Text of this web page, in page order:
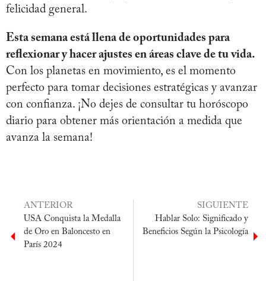
felicidad general.
Esta semana está llena de oportunidades para
reflexionar y hacer ajustes en áreas clave de tu vida.
Con los planetas en movimiento, es el momento
perfecto para tomar decisiones estratégicas y avanzar
con confianza. ¡No dejes de consultar tu horóscopo
diario para obtener más orientación a medida que
avanza la semana!
ANTERIOR
USA Conquista la Medalla
de Oro en Baloncesto en
París 2024
SIGUIENTE
Hablar Solo: Significado y
Beneficios Según la Psicología